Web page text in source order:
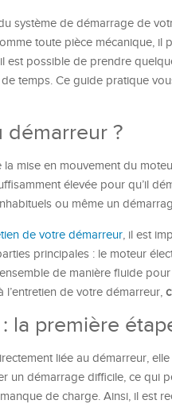
système de démarrage de
toute pièce mécanique, il
est possible de prendre
temps. Ce guide pratique
démarreur ?
mise en mouvement du
élevée pour qu’il
ou même un
de votre démarreur, il est
principales : le moteur
de manière fluide
de votre démarreur,
la première
liée au démarreur,
un démarrage difficile, ce qui
manque de charge. Ainsi, il est